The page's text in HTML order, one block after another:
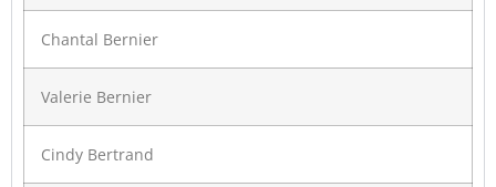
Chantal Bernier
Valerie Bernier
Cindy Bertrand